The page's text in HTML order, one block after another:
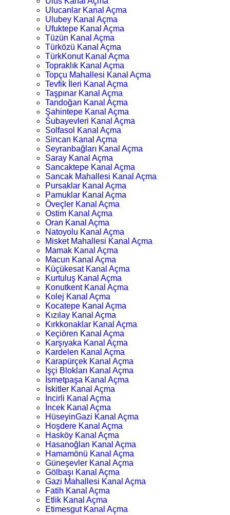
Ulucanlar Kanal Açma
Ulubey Kanal Açma
Ufuktepe Kanal Açma
Tüzün Kanal Açma
Türközü Kanal Açma
TürkKonut Kanal Açma
Topraklık Kanal Açma
Topçu Mahallesi Kanal Açma
Tevfik İleri Kanal Açma
Taşpınar Kanal Açma
Tandoğan Kanal Açma
Şahintepe Kanal Açma
Subayevleri Kanal Açma
Solfasol Kanal Açma
Sincan Kanal Açma
Seyranbağları Kanal Açma
Saray Kanal Açma
Sancaktepe Kanal Açma
Sancak Mahallesi Kanal Açma
Pursaklar Kanal Açma
Pamuklar Kanal Açma
Öveçler Kanal Açma
Ostim Kanal Açma
Oran Kanal Açma
Natoyolu Kanal Açma
Misket Mahallesi Kanal Açma
Mamak Kanal Açma
Macun Kanal Açma
Küçükesat Kanal Açma
Kurtuluş Kanal Açma
Konutkent Kanal Açma
Kolej Kanal Açma
Kocatepe Kanal Açma
Kızılay Kanal Açma
Kırkkonaklar Kanal Açma
Keçiören Kanal Açma
Karşıyaka Kanal Açma
Kardelen Kanal Açma
Karapürçek Kanal Açma
İşçi Blokları Kanal Açma
İsmetpaşa Kanal Açma
İskitler Kanal Açma
İncirli Kanal Açma
İncek Kanal Açma
HüseyinGazi Kanal Açma
Hoşdere Kanal Açma
Hasköy Kanal Açma
Hasanoğlan Kanal Açma
Hamamönü Kanal Açma
Güneşevler Kanal Açma
Gölbaşı Kanal Açma
Gazi Mahallesi Kanal Açma
Fatih Kanal Açma
Etlik Kanal Açma
Etimesgut Kanal Açma